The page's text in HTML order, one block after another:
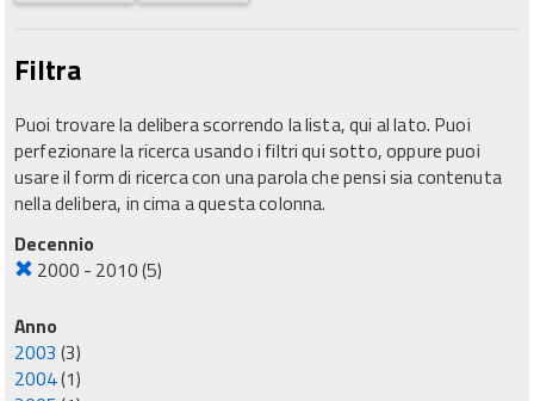
Filtra
Puoi trovare la delibera scorrendo la lista, qui al lato. Puoi
perfezionare la ricerca usando i filtri qui sotto, oppure puoi
usare il form di ricerca con una parola che pensi sia contenuta
nella delibera, in cima a questa colonna.
Decennio
2000 - 2010(5)
Anno
2003 (3)
2004(1)